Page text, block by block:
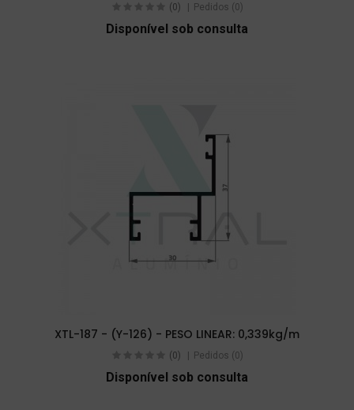
(0) Pedidos (0)
Disponível sob consulta
XTL-187 - (Y-126) - PESO LINEAR: 0,339kg/m
(0) Pedidos (0)
Disponível sob consulta